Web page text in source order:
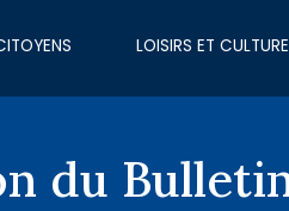
LOISIRS ET CULTURE
du